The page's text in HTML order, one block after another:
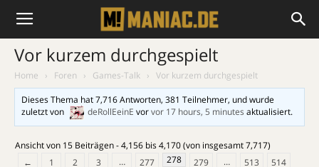
Vor kurzem durchgespielt
Home › Foren › Games-Talk › Vor kurzem durchgespielt
Dieses Thema hat 7,716 Antworten, 381 Teilnehmer, und wurde
zuletzt von
deRollEeinE vorvor 17 hours, 5 minutes aktualisiert.
Ansicht von 15 Beiträgen - 4,156 bis 4,170 (von insgesamt 7,717)
←
1 2 3 … 277 278 279 … 513
514